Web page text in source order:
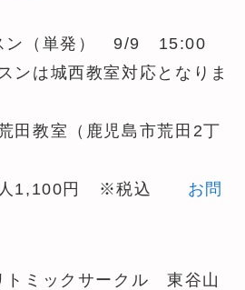
（単発） 9/9 15:00
は城西教室対応となりま
田教室（鹿児島市荒田2丁
人1,100円 ※税込 お問
ックサークル 東谷山